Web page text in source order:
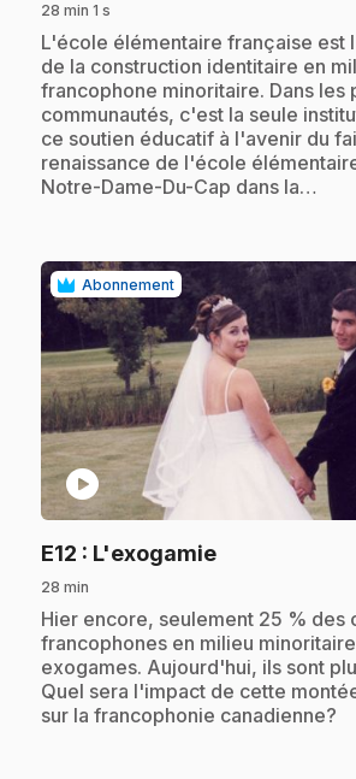
28 min 1 s
.L'école élémentaire française est
de la construction identitaire en
francophone minoritaire. Dans les
communautés, c'est la seule
ce soutien éducatif à l'avenir du
renaissance de l'école
Notre-Dame-Du-Cap dans la…
Abonnement
play_circle
E12 : L'exogamie.
28 min
.Hier encore, seulement 25 % des
francophones en milieu
exogames. Aujourd'hui, ils sont
Quel sera l'impact de cette
sur la francophonie canadienne?